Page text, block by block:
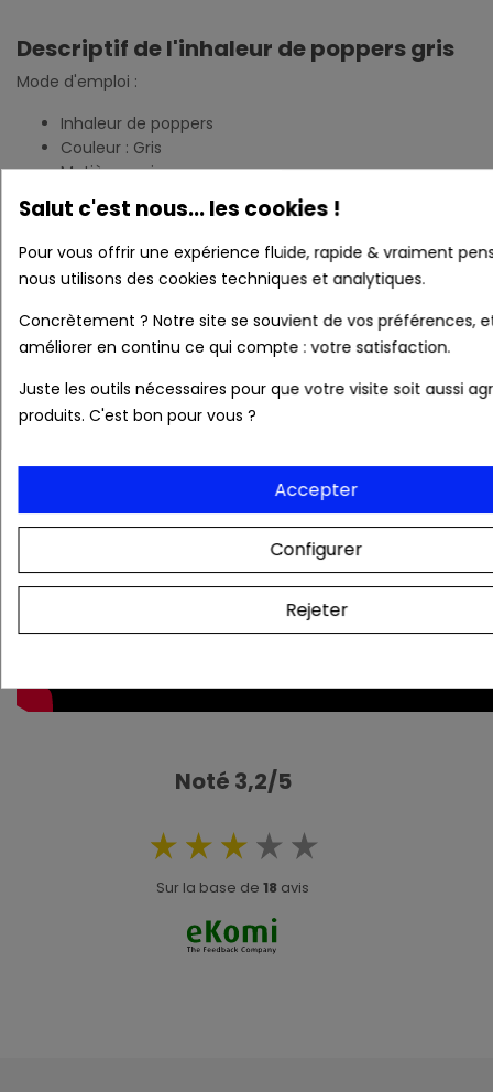
Descriptif de l'inhaleur de poppers gris
Mode d'emploi :
Inhaleur de poppers
Couleur : Gris
Matière : acier
Coton non fourni
ou du papier absorbant avec du poppers et glissez-le dans
l'i nhalateur à poppers. Vous n'aurez plus de contact entre
le liquide et votre peau et éviterez ainsi les brûlures sur le
Noté 3,2/5
Sur la base de 18 avis
Salut c'est nous... les cookies !
Pour vous offrir une expérience fluide, rapide & vraiment
nous utilisons des cookies techniques et analytiques.
Concrètement ? Notre site se souvient de vos préférences,
améliorer en continu ce qui compte : votre satisfaction.
Juste les outils nécessaires pour que votre visite soit aussi
produits. C'est bon pour vous ?
Accepter
Configurer
Rejeter